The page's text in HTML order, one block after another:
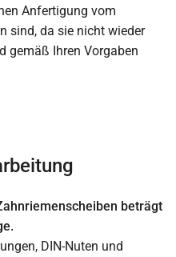
Anfertigung vom
sind, da sie nicht wieder
gemäß Ihren Vorgaben
beträgt
DIN-Nuten und